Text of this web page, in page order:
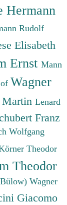
Hermann
Rudolf
Elisabeth
Ernst Mann
Wagner
Martin Lenard
Franz
Wolfgang
Theodor
Theodor
Wagner
Giacomo